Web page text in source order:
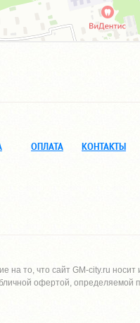
ОПЛАТА КОНТАКТЫ
на то, что сайт GM-city.ru носит
офертой, определяемой